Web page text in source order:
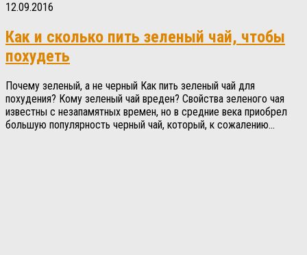
12.09.2016
Как и сколько пить зеленый чай, чтобы
похудеть
Почему зеленый, а не черный Как пить зеленый чай для
похудения? Кому зеленый чай вреден? Свойства зеленого чая
известны с незапамятных времен, но в средние века приобрел
большую популярность черный чай, который, к сожалению...